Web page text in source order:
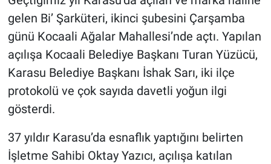
gelen Bi’ Şarküteri, ikinci şubesini Çarşamba
günü Kocaali Ağalar Mahallesi’nde açtı. Yapılan
açılışa Kocaali Belediye Başkanı Turan Yüzücü,
Karasu Belediye Başkanı İshak Sarı, iki ilçe
protokolü ve çok sayıda davetli yoğun ilgi
gösterdi.
37 yıldır Karasu’da esnaflık yaptığını belirten
İşletme Sahibi Oktay Yazıcı, açılışa katılan